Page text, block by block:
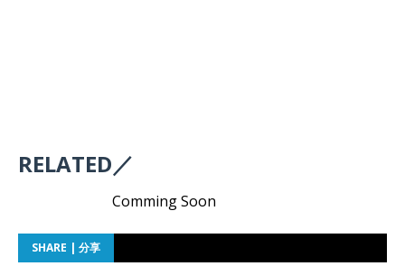
RELATED／
Comming Soon
SHARE | 分享